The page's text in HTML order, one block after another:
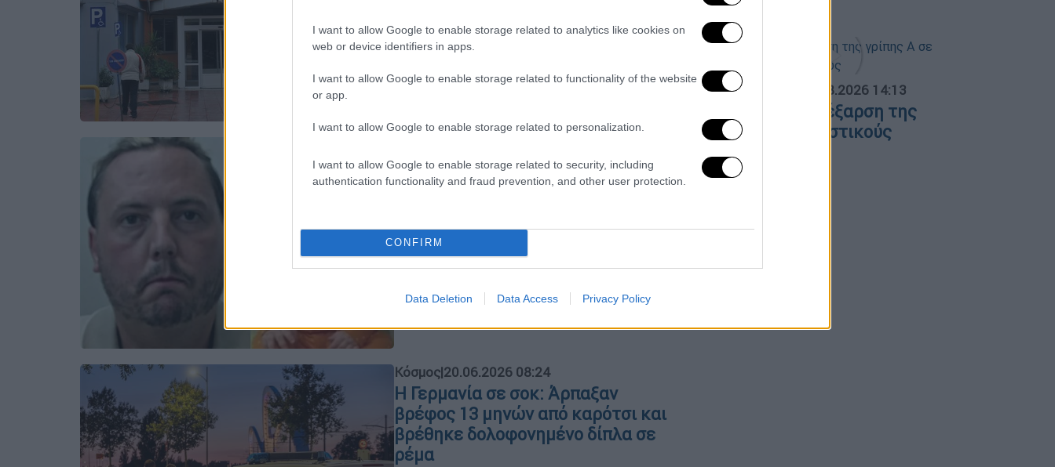
I want to allow Google to enable storage related to analytics like cookies on
web or device identifiers in apps.
I want to allow Google to enable storage related to functionality of the website
or app.
I want to allow Google to enable storage related to personalization.
I want to allow Google to enable storage related to security, including
authentication functionality and fraud prevention, and other user protection.
CONFIRM
Data Deletion Data Access Privacy Policy
μηρού και τραύματα στο κεφάλι
Οι γιατροί θεωρούν ότι τα τραύματα
είναι μη συμβατά με τυχαίο ατύχημα
Κόσμος|20.06.2026 11:13
Η ανατριχιαστική διπλή ζωή του
υιοθετημένο του μωρό
Ο μόλις 13 μηνών Πρέστον Ντέιβι
υπόθεση που σόκαρε τη Βρετανία
Κόσμος|20.06.2026 08:24
Η Γερμανία σε σοκ: Άρπαξαν
βρέφος 13 μηνών από καρότσι και
βρέθηκε δολοφονημένο δίπλα σε
ρέμα
ΑΠΟΣΠΑΣΜΑΤΑ... 07.08.2026 14:13
Ανησυχία για την έξαρση της
γρίπης Α σε τουριστικούς
προορισμούς